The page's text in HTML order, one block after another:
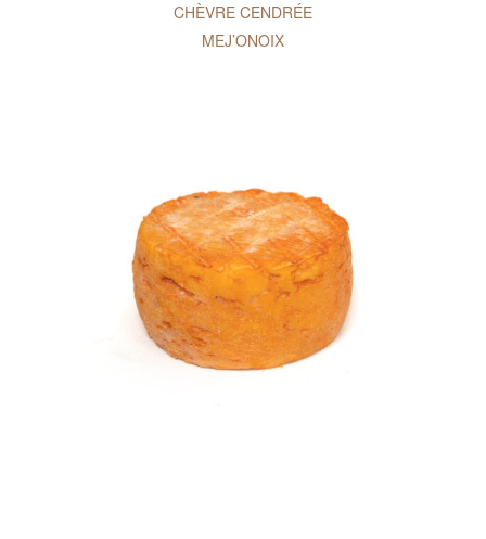
CHÈVRE CENDRÉE
MEJ’ONOIX